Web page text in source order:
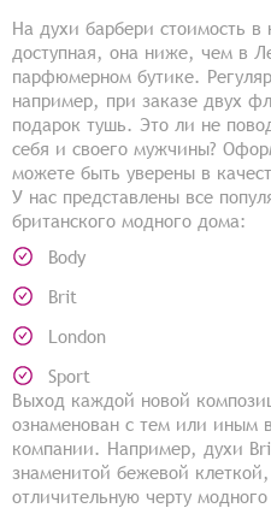
На духи барбери стоимость
доступная, она ниже, чем в
парфюмерном бутике.
например, при заказе двух
подарок тушь. Это ли не
себя и своего мужчины?
можете быть уверены в
У нас представлены все
британского модного дома:
Body
Brit
London
Sport
Выход каждой новой
ознаменован с тем или иным
компании. Например, духи
знаменитой бежевой
отличительную черту